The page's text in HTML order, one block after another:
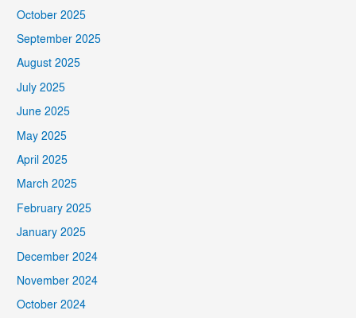
October 2025
September 2025
August 2025
July 2025
June 2025
May 2025
April 2025
March 2025
February 2025
January 2025
December 2024
November 2024
October 2024